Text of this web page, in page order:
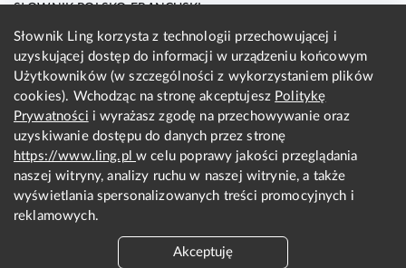
SŁOWNIK POLSKO-FRANCUSKI
SŁOWNIK POLSKO-HISZPAŃSKI
SŁOWNIK POLSKO-NIEMIECKI
SŁOWNIK POLSKO-ROSYJSKI
SŁOWNIK ANGIELSKO-POLSKI
SŁOWNIK FRANCUSKO-POLSKI
SŁOWNIK WŁOSKO-POLSKI
SŁOWNIK HISZPAŃSKO-POLSKI
SŁOWNIK NIEMIECKO-POLSKI
SŁOWNIK ROSYJSKO-POLSKI
O nas
KONTAKT Z REDAKCJĄ
Słownik Ling korzysta z technologii przechowującej i
uzyskującej dostęp do informacji w urządzeniu końcowym
Użytkowników (w szczególności z wykorzystaniem plików
cookies). Wchodząc na stronę akceptujesz Politykę
Prywatności i wyrażasz zgodę na przechowywanie oraz
uzyskiwanie dostępu do danych przez stronę
https://www.ling.plw celu poprawy jakości przeglądania
naszej witryny, analizy ruchu w naszej witrynie, a także
wyświetlania spersonalizowanych treści promocyjnych i
reklamowych.
Akceptuję